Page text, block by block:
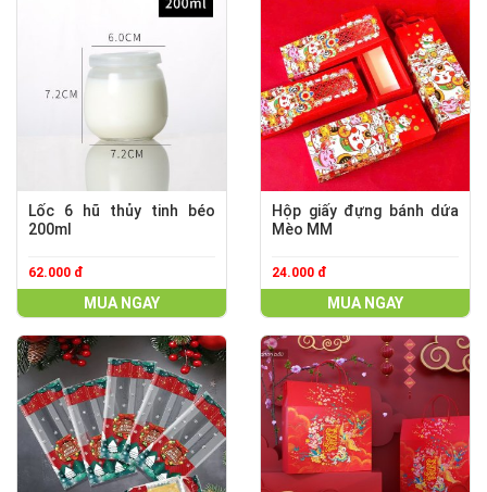
Lốc 6 hũ thủy tinh béo
200ml
62.000 đ
MUA NGAY
Hộp giấy đựng bánh dứa
Mèo MM
24.000 đ
MUA NGAY